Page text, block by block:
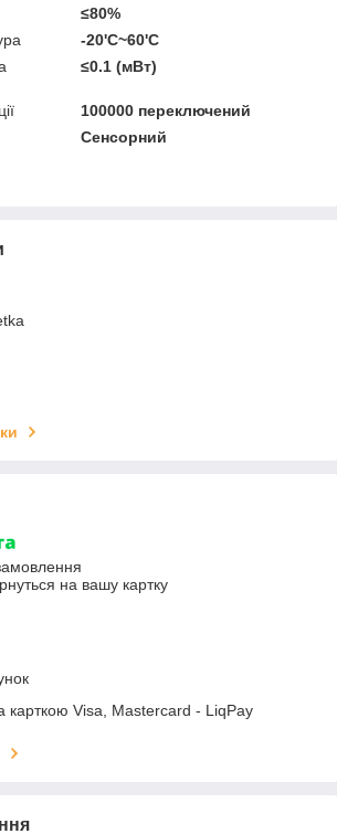
≤80%
-20'C~60'C
≤0.1 (мВт)
100000 переключений
Сенсорний
на вашу картку
карткою Visa, Mastercard - LiqPay